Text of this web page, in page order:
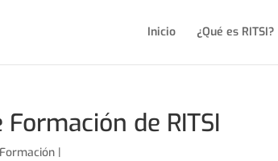
Inicio ¿Qué es RITSI?
de RITSI
|